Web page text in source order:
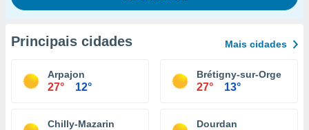
Principais cidades Mais cidades
Arpajon
27° 12°
Brétigny-sur-Orge
27° 13°
Chilly-Mazarin Dourdan